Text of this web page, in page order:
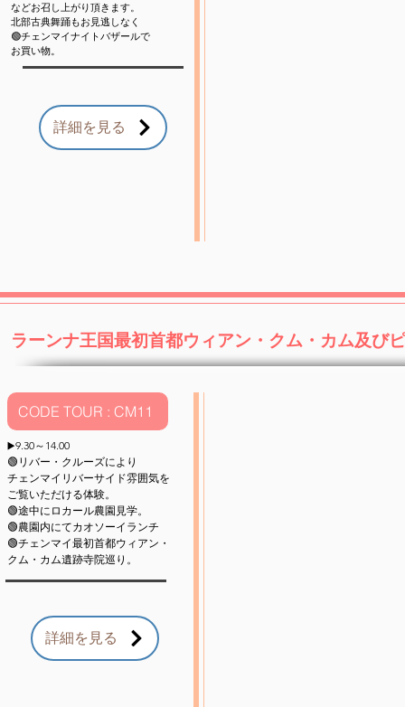
などお召し上がり頂きます。
北部古典舞踊もお見逃しなく
🟢チェンマイナイトバザールで
お買い物。
詳細を見る
ラーンナ王国最初首都ウィアン・クム・カム及び
CODE TOUR : CM11
▶️9.30～14.00
🟢リバー・クルーズにより
チェンマイリバーサイド雰囲気を
ご覧いただける体験。
🟢途中にロカール農園見学。
🟢農園内にてカオソーイランチ
🟢チェンマイ最初首都ウィアン・
クム・ カム遺跡寺院巡り。
詳細を見る